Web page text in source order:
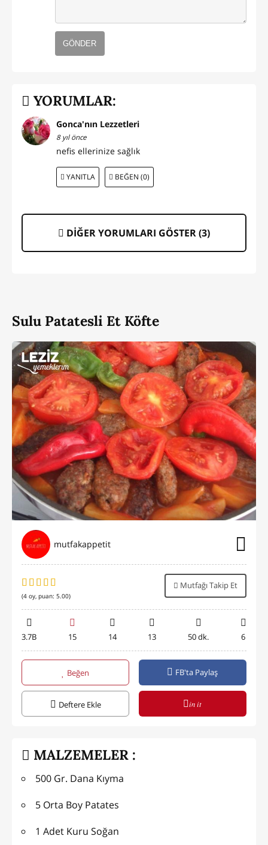
GÖNDER
YORUMLAR:
Gonca'nın Lezzetleri
8 yıl önce
nefis ellerinize sağlık
YANITLA BEĞEN (0)
DİĞER YORUMLARI GÖSTER (3)
Sulu Patatesli Et Köfte
mutfakappetit
(4 oy, puan: 5.00)
Mutfağı Takip Et
3.7B 15 14 13 50 dk. 6
Beğen FB'ta Paylaş
Deftere Ekle in it
MALZEMELER :
500 Gr. Dana Kıyma
5 Orta Boy Patates
1 Adet Kuru Soğan